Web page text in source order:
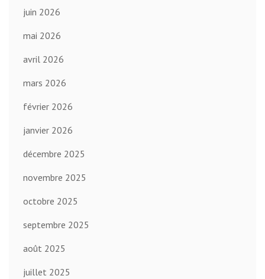
juin 2026
mai 2026
avril 2026
mars 2026
février 2026
janvier 2026
décembre 2025
novembre 2025
octobre 2025
septembre 2025
août 2025
juillet 2025